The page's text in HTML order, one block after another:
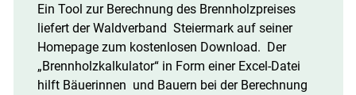
Ein Tool zur Berechnung des Brennholzpreises
liefert der Waldverband Steiermark auf seiner
Homepage zum kostenlosen Download. Der
„Brennholzkalkulator“ in Form einer Excel-Datei
hilft Bäuerinnen und Bauern bei der Berechnung